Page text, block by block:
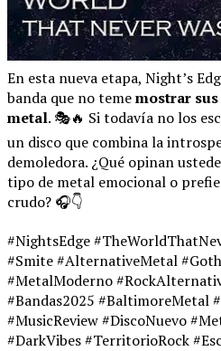
En esta nueva etapa, Night’s
banda que no tememostrar
metal. 🎭🔥 Si todavía no los
un disco que combina la
demoledora. ¿Qué opinan
tipo de metal emocional o
crudo? 🎧👇
#NightsEdge
#Smite #AlternativeMetal
#MetalModerno
#Bandas2025 #BaltimoreMetal
#MusicReview #DiscoNuevo
#DarkVibes #TerritorioRock